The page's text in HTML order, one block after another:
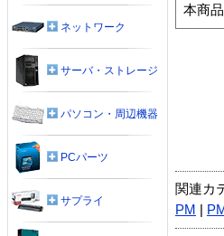
本商
関連カ
PM
ネットワーク
サーバ・ストレージ
パソコン・周辺機器
PCパーツ
サプライ